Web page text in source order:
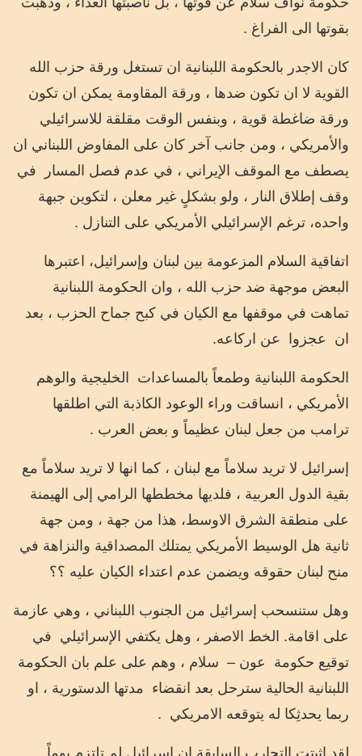
بقوتها الى الفراغ .
كان الاجدر بالحكومة اللبنانية ان تستغل ورقة حزب الله
القوية لا ان تكون ضدها ، ورقة المقاومة يمكن ان تكون
ورقة ضاغطة قوية ، وبنفس الوقت مقلقة للاسرائيلي
والأمريكي ، ومن جانب آخر كان على المفاوض اللبناني ان
يصطف مع الموقف الإيراني ، في عدم فصل المسار
في
وقف إطلاق النار ، ولو بشكلٍ غير معلن ، لتكوين جبهة
واحده، ترغم الإسرائيلي الأمريكي على التنازل .
اتفاقية السلام المزعومة بين لبنان وإسرائيل، اعتبرها
البعض موجهة ضد حزب الله ، وان الحكومة اللبنانية
تماهت في موقفها مع الكيان في كبح جماح الحزب ، بعد
ان عجزوا عن اركاعه.
الحكومة اللبنانية وطمعاً بالمساعدات الخليجية والوهم
الأمريكي ، انساقت وراء الوعود الكاذبة التي اطلقها
ترامب من جعل لبنان عظيماً و بعض العرب .
إسرائيل لا تريد سلاماً مع لبنان ، كما انها لا تريد سلاماً مع
بقية الدول العربية ، فلديها مخططها الرامي إلى الهيمنة
على منطقة الشرق الاوسط، هذا من جهة ، ومن جهة
ثانية هل الوسيط الأمريكي يمتلك المصداقية والنزاهة في
منح لبنان حقوقه ويضمن عدم اعتداء الكيان عليه ؟؟
وهل ستنسحب إسرائيل من الجنوب اللبناني ، وهي عازمة
على اقامة. الخط الاصفر ، وهل يكتفي الإسرائيلي في
توقيع حكومة عون – سلام ، وهم على علم بان الحكومة
اللبنانية الحالية سترحل بعد انقضاء مدتها الدستورية ، او
ربما يحدثِكا له يتوقعه الامريكي .
لقد اثبتت التجارب السابقة ان اسرائيل لم تلتزم يوماً